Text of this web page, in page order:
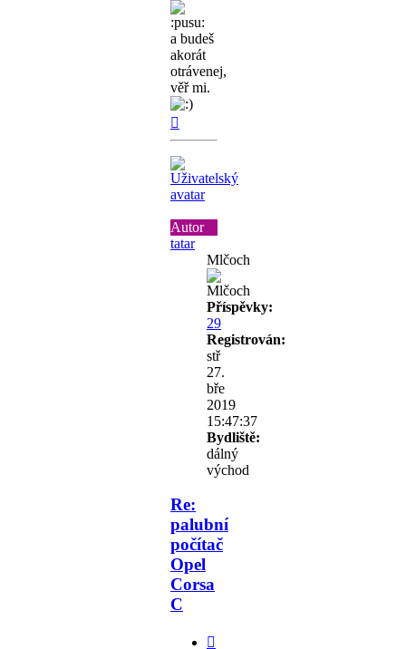
a budeš
akorát
otrávenej,
věř mi.
Autor
tatar
Mlčoch
Příspěvky:
29
Registrován:
stř
27.
bře
2019
15:47:37
Bydliště:
dálný
východ
Re:
palubní
počítač
Opel
Corsa
C